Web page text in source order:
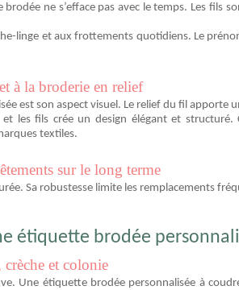
ne s’efface pas avec le temps. Les fils
linge et aux frottements quotidiens. Le
à la broderie en relief
est son aspect visuel. Le relief du fil apporte
les fils crée un design élégant et
textiles.
sur le long terme
Sa robustesse limite les remplacements
étiquette brodée
crèche et colonie
Une étiquette brodée personnalisée à